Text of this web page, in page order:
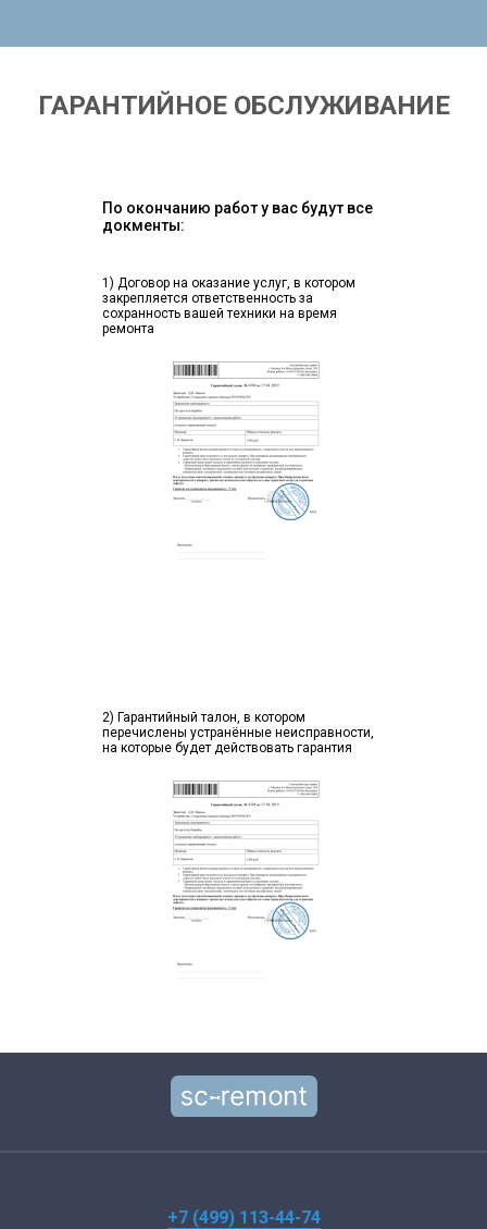
ГАРАНТИЙНОЕ ОБСЛУЖИВАНИЕ
По окончанию работ у вас будут все
докменты:
1) Договор на оказание услуг, в котором
закрепляется ответственность за
сохранность вашей техники на время
ремонта
2) Гарантийный талон, в котором
перечислены устранённые неисправности,
на которые будет действовать гарантия
+7 (499) 113-44-74